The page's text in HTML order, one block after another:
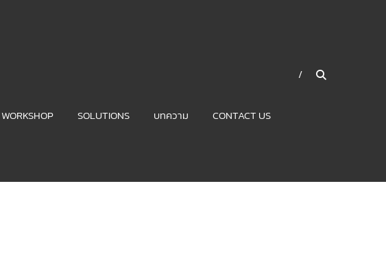
SOLUTIONS บทความ CONTACT US